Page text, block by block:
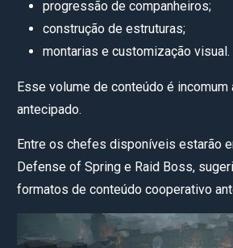
progressão de companheiros;
construção de estruturas;
montarias e customização visual.
Esse volume de conteúdo é
antecipado.
Entre os chefes disponíveis estarão
Defense of Spring e Raid Boss,
formatos de conteúdo cooperativo